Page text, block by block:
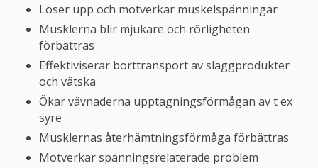
Löser upp och motverkar muskelspänningar
Musklerna blir mjukare och rörligheten
förbättras
Effektiviserar borttransport av slaggprodukter
och vätska
Ökar vävnaderna upptagningsförmågan av t ex
syre
Musklernas återhämtningsförmåga förbättras
Motverkar spänningsrelaterade problem